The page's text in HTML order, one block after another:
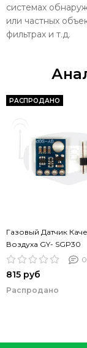
системах
или частных
фильтрах и т.д.
РАСПРОДАНО
Газовый Датчик
Воздуха GY- SGP30
0
815 руб
Распродано